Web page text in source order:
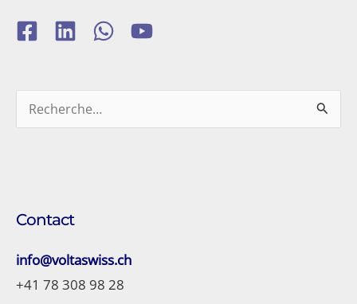
Rechercher :
Contact
info@voltaswiss.ch
+41 78 308 98 28